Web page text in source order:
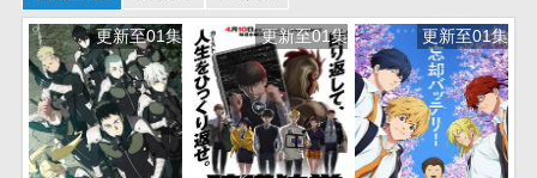
更新至01集 更新至01集 更新至01集